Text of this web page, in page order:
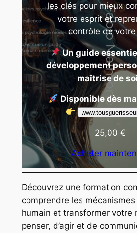
les clés pour mieux
votre esprit et
contrôle de votre
Un guide
développement
maîtrise de
Disponible dès
25,00 €
Acheter
Découvrez une formation
comprendre les mécanismes
humain et transformer votre
penser, d’agir et de